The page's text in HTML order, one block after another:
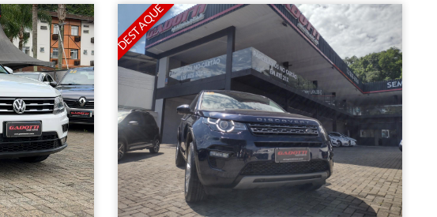
DESTAQUE